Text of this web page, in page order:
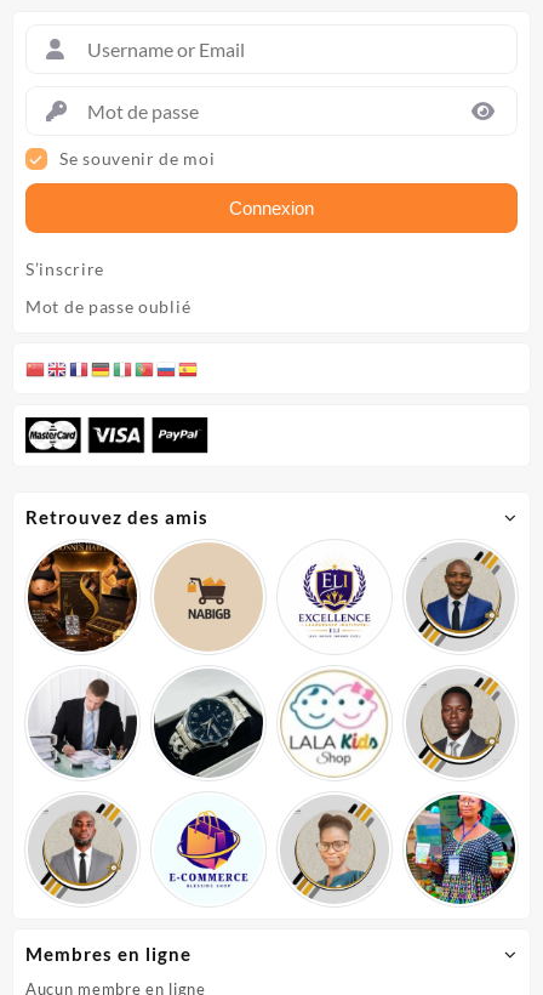
Se souvenir de moi
Connexion
S’inscrire
Mot de passe oublié
Retrouvez des amis
Membres en ligne
Aucun membre en ligne